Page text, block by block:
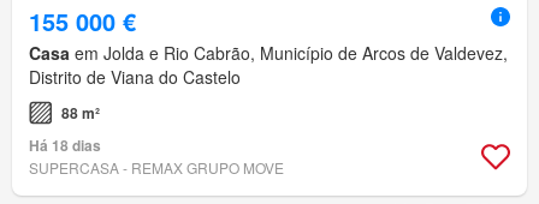
155 000 €
Casa em Jolda e Rio Cabrão, Município de Arcos de Valdevez,
Distrito de Viana do Castelo
88 m²
Há 18 dias
SUPERCASA - REMAX GRUPO MOVE